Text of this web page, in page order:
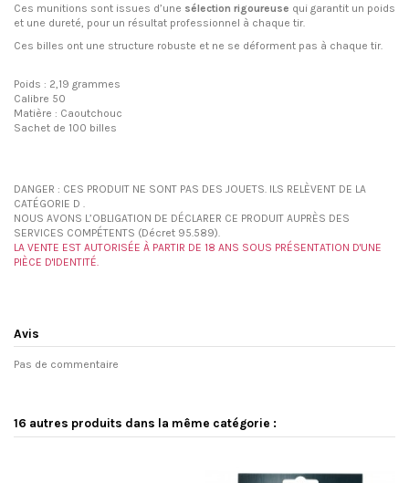
Ces munitions sont issues d’une sélection rigoureuse qui garantit un poids
et une dureté, pour un résultat professionnel à chaque tir.
Ces billes ont une structure robuste et ne se déforment pas à chaque tir.
Poids : 2,19 grammes
Calibre 50
Matière : Caoutchouc
Sachet de 100 billes
DANGER : CES PRODUIT NE SONT PAS DES JOUETS. ILS RELÈVENT DE LA
CATÉGORIE D .
NOUS AVONS L’OBLIGATION DE DÉCLARER CE PRODUIT AUPRÈS DES
SERVICES COMPÉTENTS (Décret 95.589).
LA VENTE EST AUTORISÉE À PARTIR DE 18 ANS SOUS PRÉSENTATION D'UNE
PIÈCE D'IDENTITÉ.
Avis
Pas de commentaire
16 autres produits dans la même catégorie :